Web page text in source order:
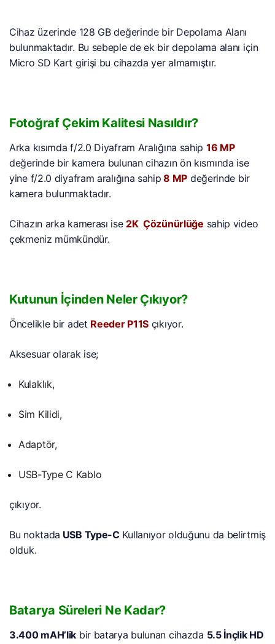
Cihaz üzerinde 128 GB değerinde bir Depolama Alanı
bulunmaktadır. Bu sebeple de ek bir depolama alanı için
Micro SD Kart girişi bu cihazda yer almamıştır.
Fotoğraf Çekim Kalitesi Nasıldır?
Arka kısımda f/2.0 Diyafram Aralığına sahip 16 MP
değerinde bir kamera bulunan cihazın ön kısmında ise
yine f/2.0 diyafram aralığına sahip 8 MP değerinde bir
kamera bulunmaktadır.
Cihazın arka kamerası ise 2K Çözünürlüğe sahip video
çekmeniz mümkündür.
Kutunun İçinden Neler Çıkıyor?
Öncelikle bir adet Reeder P11S çıkıyor.
Aksesuar olarak ise;
Kulaklık,
Sim Kilidi,
Adaptör,
USB-Type C Kablo
çıkıyor.
Bu noktada USB Type-CKullanıyor olduğunu da belirtmiş
olduk.
Batarya Süreleri Ne Kadar?
3.400 mAH’lik bir batarya bulunan cihazda 5.5 İnçlik HD